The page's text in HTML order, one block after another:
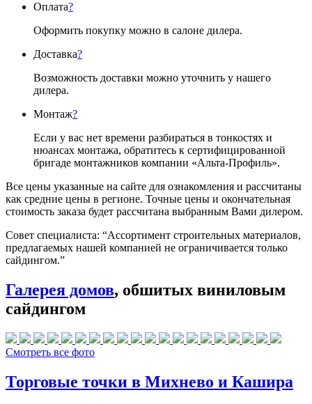
Оплата?
Оформить покупку можно в салоне дилера.
Доставка?
Возможность доставки можно уточнить у нашего
дилера.
Монтаж?
Если у вас нет времени разбираться в тонкостях и
нюансах монтажа, обратитесь к сертифицированной
бригаде монтажников компании «Альта-Профиль».
Все цены указанные на сайте для ознакомления и рассчитаны
как средние цены в регионе. Точные цены и окончательная
стоимость заказа будет рассчитана выбранным Вами дилером.
Совет специалиста: “Ассортимент строительных материалов,
предлагаемых нашей компанией не ограничивается только
сайдингом.”
Галерея домов, обшитых виниловым
сайдингом
Смотреть все фото
Торговые точки в Михнево и Кашира